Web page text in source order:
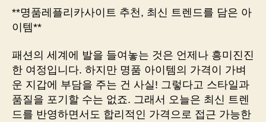
**명품레플리카사이트 추천, 최신 트렌드를 담은 아
이템**
패션의 세계에 발을 들여놓는 것은 언제나 흥미진진
한 여정입니다. 하지만 명품 아이템의 가격이 가벼
운 지갑에 부담을 주는 건 사실! 그렇다고 스타일과
품질을 포기할 수는 없죠. 그래서 오늘은 최신 트렌
드를 반영하면서도 합리적인 가격으로 접근 가능한